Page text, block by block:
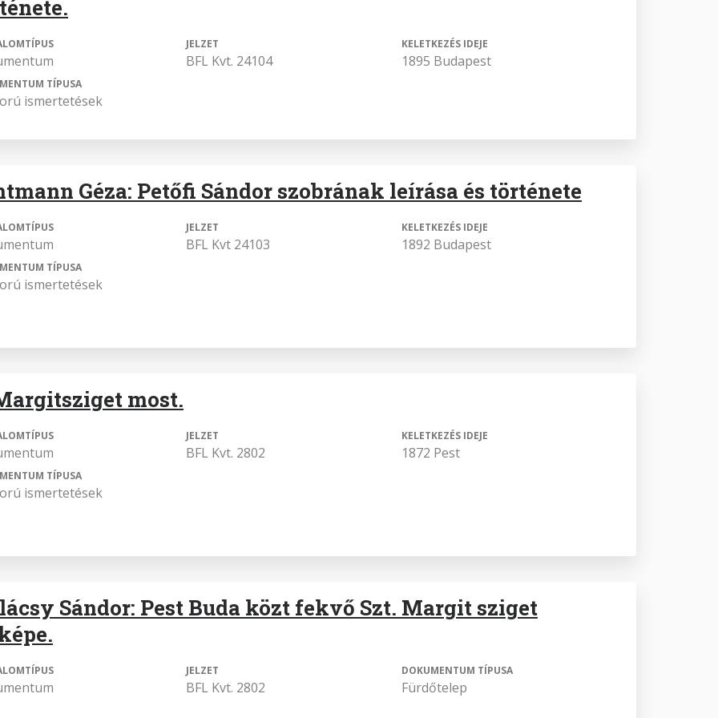
JELZET
BFL Kvt. 24104
KELETKEZÉS IDEJE
1895 Budapest
TÍPUSA
ismertetések
Géza: Petőfi Sándor szobrának leírása és története
JELZET
BFL Kvt 24103
KELETKEZÉS IDEJE
1892 Budapest
TÍPUSA
ismertetések
most.
JELZET
BFL Kvt. 2802
KELETKEZÉS IDEJE
1872 Pest
TÍPUSA
ismertetések
Sándor: Pest Buda közt fekvő Szt. Margit sziget
JELZET
BFL Kvt. 2802
DOKUMENTUM TÍPUSA
Fürdőtelep